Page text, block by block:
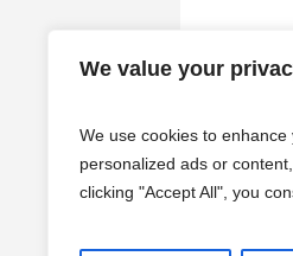
We value your
We use cookies to
personalized ads or
clicking "Accept All", you